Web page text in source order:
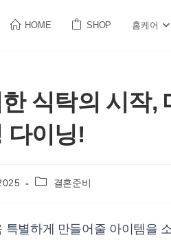
HOME SHOP 홈케어
식탁의 시작,
다이닝!
Post
결혼준비
특별하게 만들어줄 아이템을